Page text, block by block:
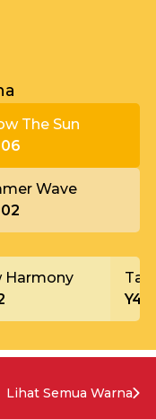
The Sun
Wave
Harmony
Y4
Lihat Semua Warna